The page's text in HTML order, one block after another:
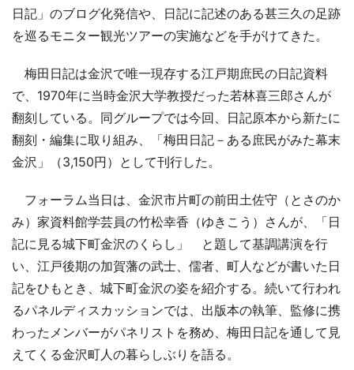
日記」のブログ化発信や、日記に記述のある甚三久の足跡
を巡るモニター観光ツアーの実施などを手がけてきた。
梅田日記は金沢で唯一現存する江戸期庶民の日記資料
で、1970年に当時金沢大学教授だった若林喜三郎さんが
翻刻している。同グループでは今回、日記原本から新たに
翻刻・編集に取り組み、「梅田日記－ある庶民がみた幕末
金沢」（3,150円）として刊行した。
フォーラム当日は、金沢市片町の前田土佐守（とさのか
み）家資料館学芸員の竹松幸香（ゆきこう）さんが、「日
記に見る城下町金沢のくらし」 と題して基調講演を行
い、江戸後期の加賀藩の武士、儒者、町人などが書いた日
記をひもとき、城下町金沢の姿を紹介する。続いて行われ
るパネルディスカッションでは、出版本の執筆、監修に携
わったメンバーがパネリストを務め、梅田日記を通して見
えてくる金沢町人の暮らしぶりを語る。